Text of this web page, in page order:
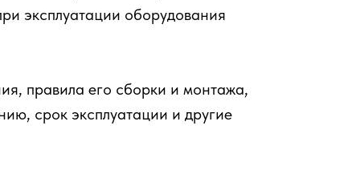
эксплуатации оборудования
правила его сборки и монтажа,
срок эксплуатации и другие